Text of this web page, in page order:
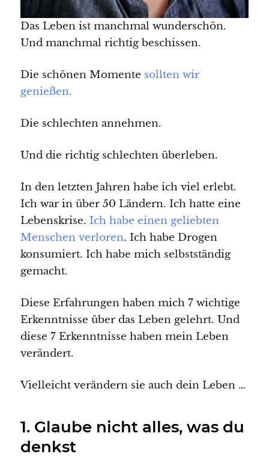
Das Leben ist manchmal wunderschön.
Und manchmal richtig beschissen.
Die schönen Momente sollten wir
genießen.
Die schlechten annehmen.
Und die richtig schlechten überleben.
In den letzten Jahren habe ich viel erlebt.
Ich war in über 50 Ländern. Ich hatte eine
Lebenskrise. Ich habe einen geliebten
Menschen verloren. Ich habe Drogen
konsumiert. Ich habe mich selbstständig
gemacht.
Diese Erfahrungen haben mich 7 wichtige
Erkenntnisse über das Leben gelehrt. Und
diese 7 Erkenntnisse haben mein Leben
verändert.
Vielleicht verändern sie auch dein Leben …
1. Glaube nicht alles, was du
denkst